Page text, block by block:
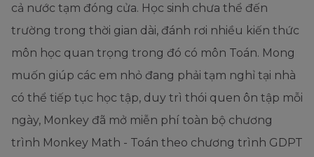
cả nước tạm đóng cửa. Học sinh chưa thể đến
trường trong thời gian dài, đánh rơi nhiều kiến thức
môn học quan trọng trong đó có môn Toán. Mong
muốn giúp các em nhỏ đang phải tạm nghỉ tại nhà
có thể tiếp tục học tập, duy trì thói quen ôn tập mỗi
ngày, Monkey đã mở miễn phí toàn bộ chương
trình Monkey Math - Toán theo chương trình GDPT